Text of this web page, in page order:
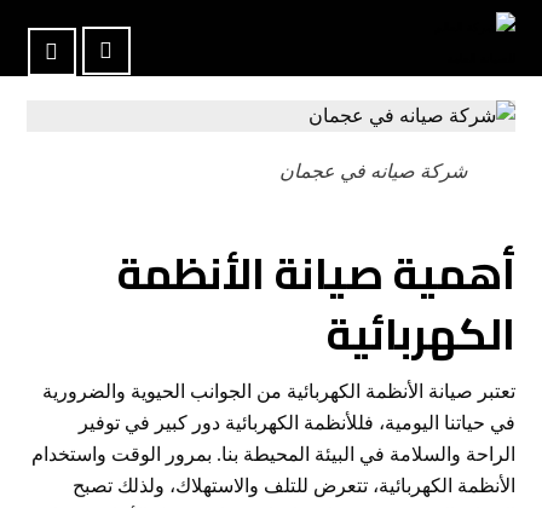
شركة صيانه في عجمان
أهمية صيانة الأنظمة
الكهربائية
تعتبر صيانة الأنظمة الكهربائية من الجوانب الحيوية والضرورية
في حياتنا اليومية، فللأنظمة الكهربائية دور كبير في توفير
الراحة والسلامة في البيئة المحيطة بنا. بمرور الوقت واستخدام
الأنظمة الكهربائية، تتعرض للتلف والاستهلاك، ولذلك تصبح